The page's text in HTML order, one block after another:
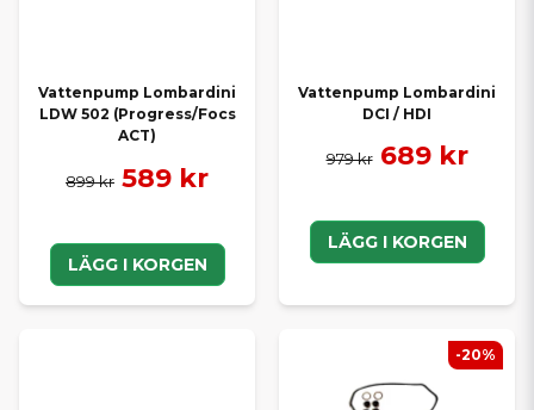
Vattenpump Lombardini
LDW 502 (Progress/Focs
ACT)
899 kr 589 kr
LÄGG I KORGEN
Vattenpump Lombardini
DCI / HDI
979 kr 689 kr
LÄGG I KORGEN
-20%